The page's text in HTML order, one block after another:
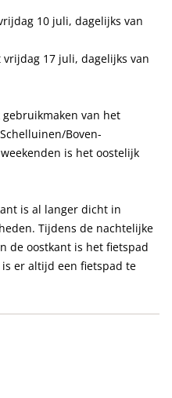
10 juli, dagelijks van
17 juli, dagelijks van
van het
Boven-
is het oostelijk
is al langer dicht in
Tijdens de nachtelijke
de oostkant is het fietspad
er altijd een fietspad te